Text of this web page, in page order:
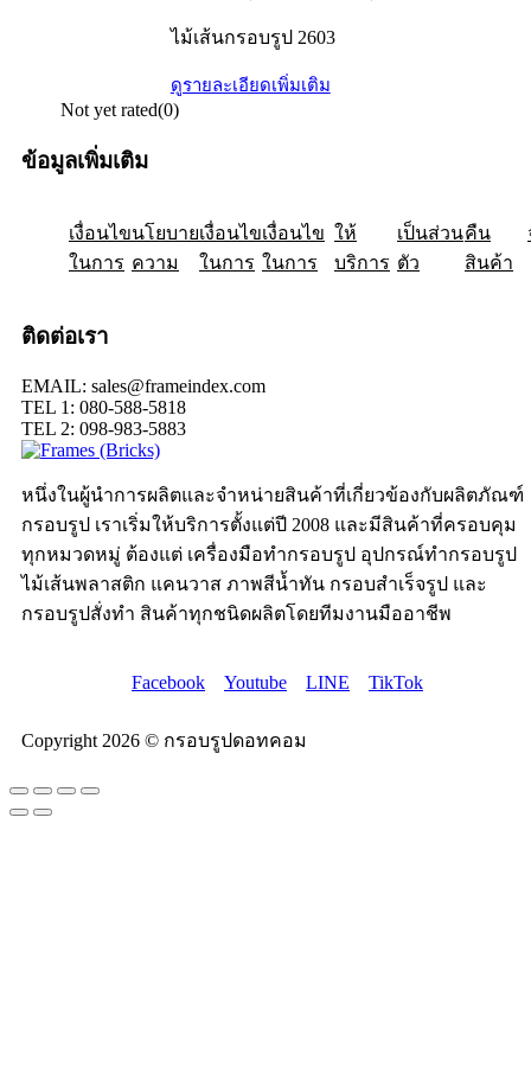
ไม้เส้นกรอบรูป 2603
ดูรายละเอียดเพิ่มเติม
Not yet rated(0)
หนึ่งในผู้นำการผลิตและจำหน่ายสินค้าที่เกี่ยวข้องกับผลิตภัณฑ์
กรอบรูป เราเริ่มให้บริการตั้งแต่ปี 2008 และมีสินค้าที่ครอบคุม
ทุกหมวดหมู่ ต้องแต่ เครื่องมือทำกรอบรูป อุปกรณ์ทำกรอบรูป
ไม้เส้นพลาสติก แคนวาส ภาพสีน้ำทัน กรอบสำเร็จรูป และ
กรอบรูปสั่งทำ สินค้าทุกชนิดผลิตโดยทีมงานมืออาชีพ
Facebook Youtube LINE TikTok
Copyright 2026 © กรอบรูปดอทคอม
ข้อมูลเพิ่มเติม
เงื่อนไข
ในการ
ให้
บริการ
นโยบาย
ความ
เป็นส่วน
ตัว
เงื่อนไข
ในการ
คืน
สินค้า
เงื่อนไข
ในการ
ติดต่อเรา
EMAIL: sales@frameindex.com
TEL 1: 080-588-5818
TEL 2: 098-983-5883